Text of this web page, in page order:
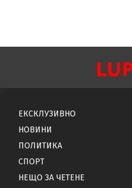
ЕКСКЛУЗИВНО
НОВИНИ
ПОЛИТИКА
СПОРТ
НЕЩО ЗА ЧЕТЕНЕ